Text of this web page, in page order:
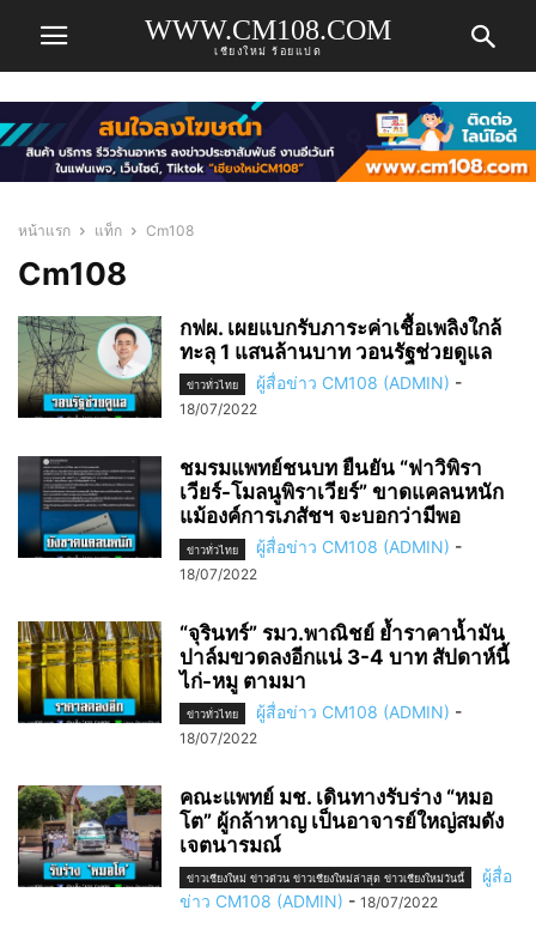
WWW.CM108.COM
เชียงใหม่ ร้อยแปด
หน้าแรก แท็ก Cm108
Cm108
กฟผ. เผยแบกรับภาระค่าเชื้อเพลิงใกล้
ทะลุ 1 แสนล้านบาท วอนรัฐช่วยดูแล
ข่าวทั่วไทย ผู้สื่อข่าว CM108 (ADMIN) -
18/07/2022
ชมรมแพทย์ชนบท ยืนยัน “ฟาวิพิรา
เวียร์-โมลนูพิราเวียร์” ขาดแคลนหนัก
แม้องค์การเภสัชฯ จะบอกว่ามีพอ
ข่าวทั่วไทย ผู้สื่อข่าว CM108 (ADMIN) -
18/07/2022
“จุรินทร์” รมว.พาณิชย์ ย้ำราคาน้ำมัน
ปาล์มขวดลงอีกแน่ 3-4 บาท สัปดาห์นี้
ไก่-หมู ตามมา
ข่าวทั่วไทย ผู้สื่อข่าว CM108 (ADMIN) -
18/07/2022
คณะแพทย์ มช. เดินทางรับร่าง “หมอ
โต” ผู้กล้าหาญ เป็นอาจารย์ใหญ่สมดัง
เจตนารมณ์
ข่าวเชียงใหม่ ข่าวด่วน ข่าวเชียงใหม่ล่าสุด ข่าวเชียงใหม่วันนี้
ผู้สื่อ
ข่าว CM108 (ADMIN) - 18/07/2022